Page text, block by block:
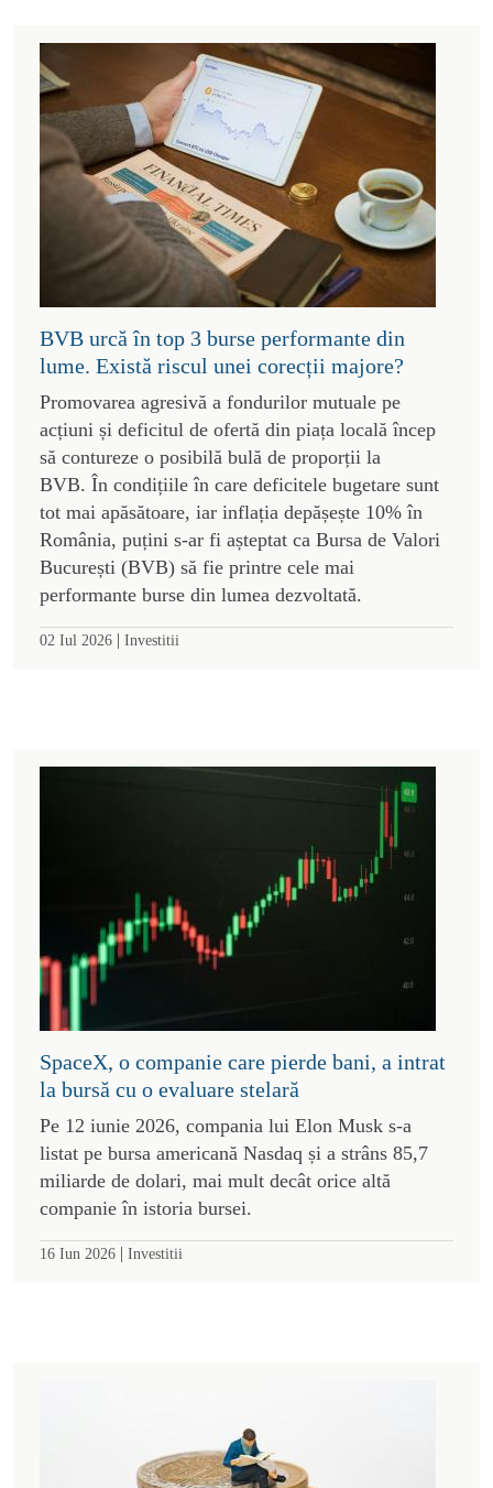
BVB urcă în top 3 burse performante din
lume. Există riscul unei corecții majore?
Promovarea agresivă a fondurilor mutuale pe
acțiuni și deficitul de ofertă din piața locală încep
să contureze o posibilă bulă de proporții la
BVB. În condițiile în care deficitele bugetare sunt
tot mai apăsătoare, iar inflația depășește 10% în
România, puțini s-ar fi așteptat ca Bursa de Valori
București (BVB) să fie printre cele mai
performante burse din lumea dezvoltată.
02 Iul 2026 | Investitii
SpaceX, o companie care pierde bani, a intrat
la bursă cu o evaluare stelară
Pe 12 iunie 2026, compania lui Elon Musk s-a
listat pe bursa americană Nasdaq și a strâns 85,7
miliarde de dolari, mai mult decât orice altă
companie în istoria bursei.
16 Iun 2026 | Investitii